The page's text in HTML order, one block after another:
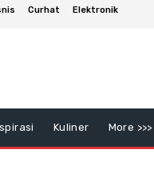
Curhat
Elektronik
Kuliner More >>>